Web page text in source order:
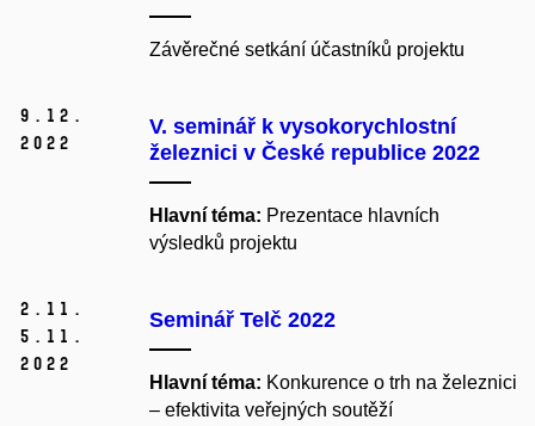
Závěrečné setkání účastníků projektu
9. 12.
2022
V. seminář k vysokorychlostní
železnici v České republice 2022
Hlavní téma: Prezentace hlavních
výsledků projektu
2. 11.
5. 11.
2022
Seminář Telč 2022
Hlavní téma: Konkurence o trh na železnici
– efektivita veřejných soutěží